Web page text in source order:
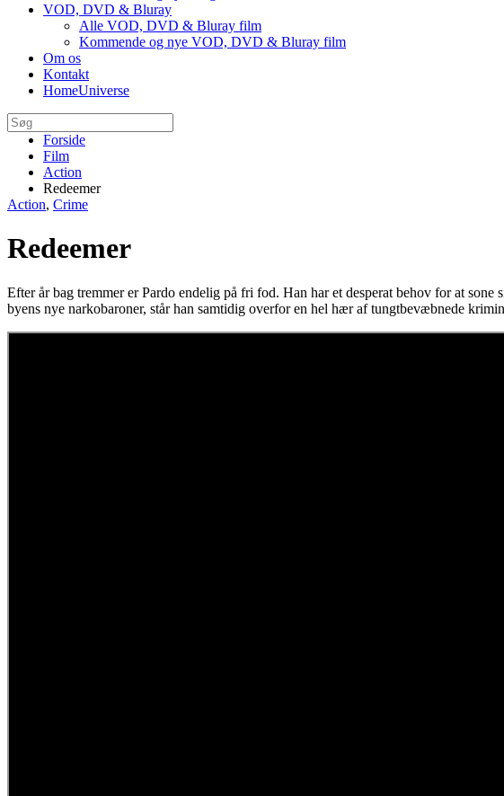
VOD, DVD & Bluray
Alle VOD, DVD & Bluray film
Kommende og nye VOD, DVD & Bluray film
Om os
Kontakt
HomeUniverse
Forside
Film
Action
Redeemer
Action, Crime
Redeemer
Efter år bag tremmer er Pardo endelig på fri fod. Han har et desperat behov for at
byens nye narkobaroner, står han samtidig overfor en hel hær af tungtbevæbnede